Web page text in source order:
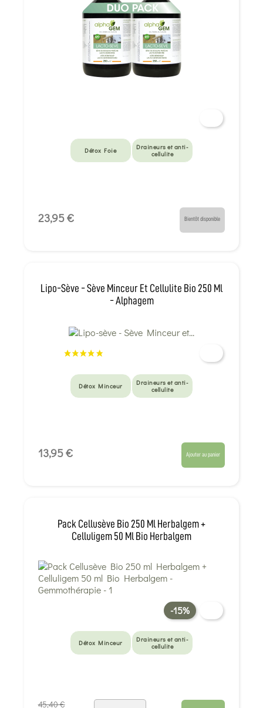
Détox Foie
Draineurs et anti-
cellulite
23,95 € Bientôt disponible
Lipo-Sève - Sève Minceur Et Cellulite Bio 250 Ml
- Alphagem
Détox Minceur
Draineurs et anti-
cellulite
13,95 € Ajouter au panier
Pack Cellusève Bio 250 Ml Herbalgem +
Celluligem 50 Ml Bio Herbalgem
-15%
Détox Minceur
Draineurs et anti-
cellulite
45,40 €